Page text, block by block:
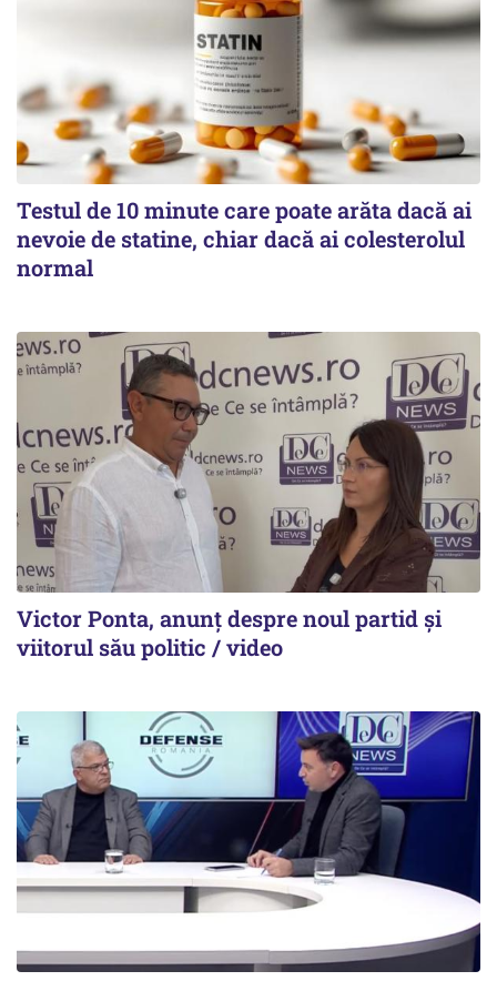
Testul de 10 minute care poate arăta dacă ai
nevoie de statine, chiar dacă ai colesterolul
normal
Victor Ponta, anunț despre noul partid și
viitorul său politic / video